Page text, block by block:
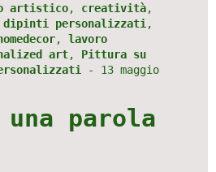
artistico, creatività,
dipinti personalizzati,
homedecor, lavoro
art, Pittura su
- 13 maggio
parola